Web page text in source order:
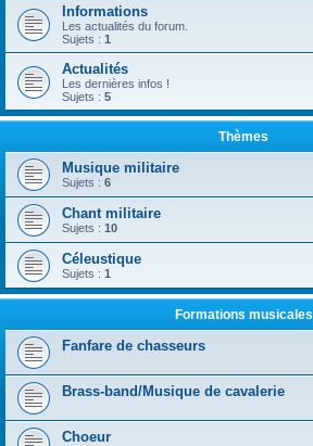
Informations
Les actualités du forum.
Sujets : 1
Actualités
Les dernières infos !
Sujets : 5
Thèmes
Musique militaire
Sujets : 6
Chant militaire
Sujets : 10
Céleustique
Sujets : 1
Formations musicales
Fanfare de chasseurs
Brass-band/Musique de cavalerie
Choeur